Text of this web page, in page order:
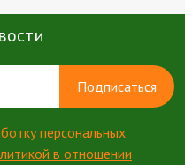
Подписаться
персональных
в отношении